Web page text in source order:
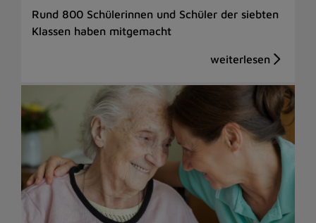
Rund 800 Schülerinnen und Schüler der siebten
Klassen haben mitgemacht